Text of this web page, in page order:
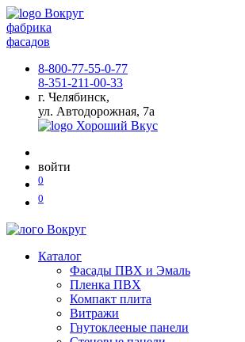
фабрика
фасадов
8-800-77-55-0-77
8-351-211-00-33
г. Челябинск,
ул. Автодорожная, 7а
войти
0
0
Каталог
Фасады ПВХ и Эмаль
Пленка ПВХ
Компакт плита
Витражи
Гнутоклееные панели